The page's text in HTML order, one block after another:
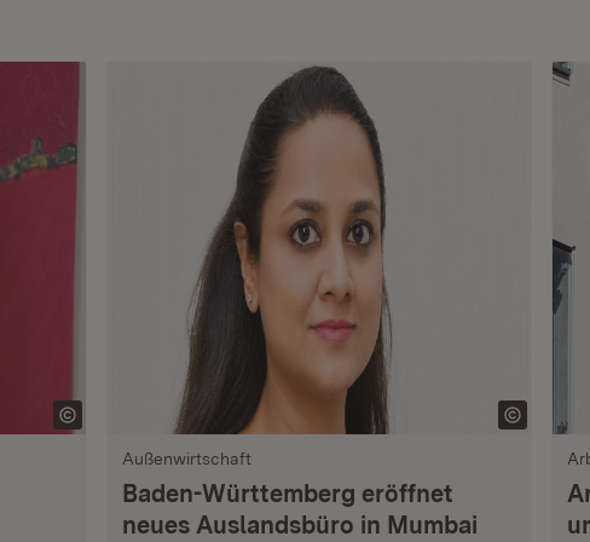
Außenwirtschaft
Baden-Württemberg eröffnet
neues Auslandsbüro in Mumbai